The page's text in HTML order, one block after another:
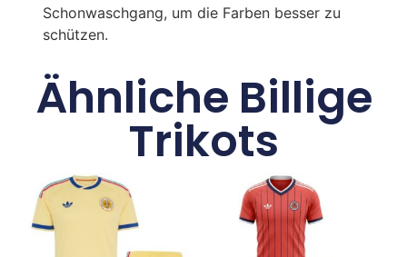
Schonwaschgang, um die Farben besser zu
schützen.
Ähnliche Billige
Trikots